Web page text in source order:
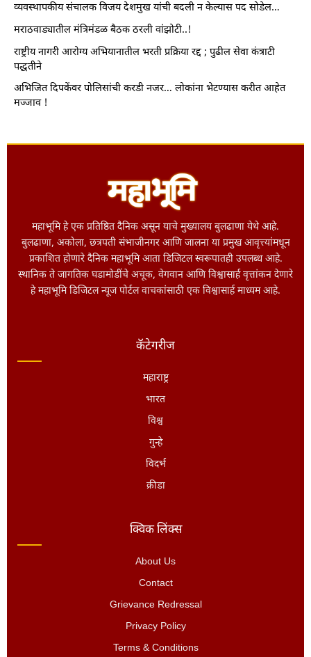
व्यवस्थापकीय संचालक विजय देशमुख यांची बदली न केल्यास पद सोडेल…
मराठवाड्यातील मंत्रिमंडळ बैठक ठरली वांझोटी..!
राष्ट्रीय नागरी आरोग्य अभियानातील भरती प्रक्रिया रद्द ; पुढील सेवा कंत्राटी
पद्धतीने
अभिजित दिपकेंवर पोलिसांची करडी नजर… लोकांना भेटण्यास करीत आहेत
मज्जाव !
महाभूमि हे एक प्रतिष्ठित दैनिक असून याचे मुख्यालय बुलढाणा येथे आहे.
बुलढाणा, अकोला, छत्रपती संभाजीनगर आणि जालना या प्रमुख आवृत्त्यांमधून
प्रकाशित होणारे दैनिक महाभूमि आता डिजिटल स्वरूपातही उपलब्ध आहे.
स्थानिक ते जागतिक घडामोडींचे अचूक, वेगवान आणि विश्वासार्ह वृत्तांकन देणारे
हे महाभूमि डिजिटल न्यूज पोर्टल वाचकांसाठी एक विश्वासार्ह माध्यम आहे.
कॅटेगरीज
महाराष्ट्र
भारत
विश्व
गुन्हे
विदर्भ
क्रीडा
क्विक लिंक्स
About Us
Contact
Grievance Redressal
Privacy Policy
Terms & Conditions